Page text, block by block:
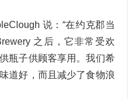
说：“在约克郡当
之后，它非常受欢
瓶子供顾客享用。我们希
道好，而且减少了食物浪